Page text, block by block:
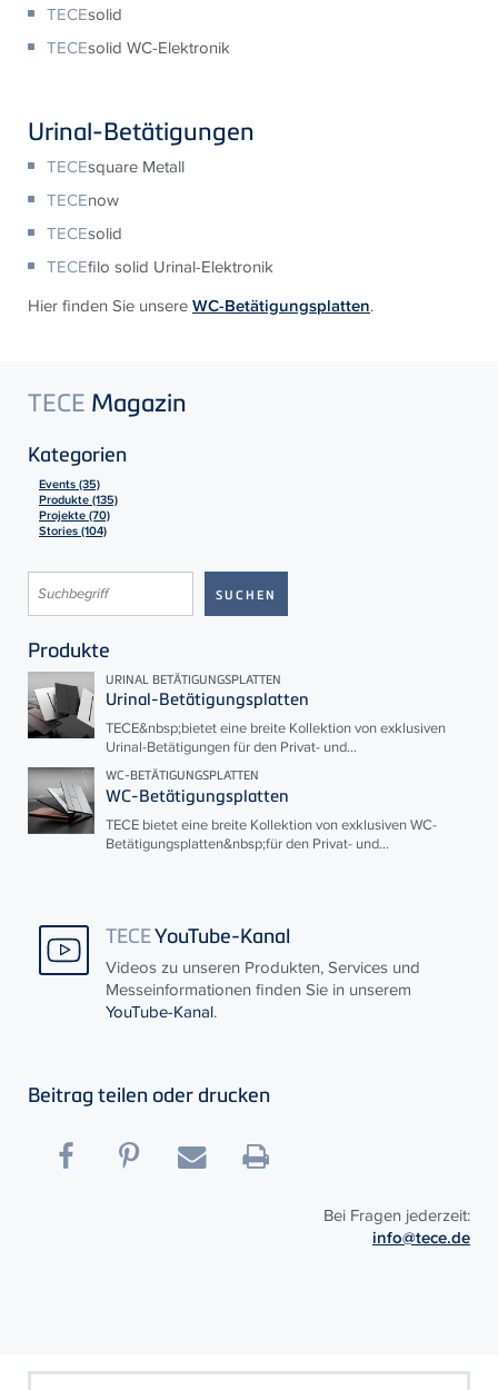
TECEsolid
TECEsolid WC-Elektronik
Urinal-Betätigungen
TECEsquare Metall
TECEnow
TECEsolid
TECEfilo solid Urinal-Elektronik
Hier finden Sie unsereWC-Betätigungsplatten.
TECE Magazin
Kategorien
Events (35)
Produkte (135)
Projekte (70)
Stories (104)
Produkte
URINAL BETÄTIGUNGSPLATTEN
Urinal-Betätigungsplatten
TECE&nbsp;bietet eine breite Kollektion von exklusiven
Urinal-Betätigungen für den Privat- und...
WC-BETÄTIGUNGSPLATTEN
WC-Betätigungsplatten
TECE bietet eine breite Kollektion von exklusiven WC-
Betätigungsplatten&nbsp;für den Privat- und...
TECEYouTube-Kanal
Videos zu unseren Produkten, Services und
Messeinformationen finden Sie in unserem
YouTube-Kanal.
Beitrag teilen oder drucken
Bei Fragen jederzeit:
info@tece.de